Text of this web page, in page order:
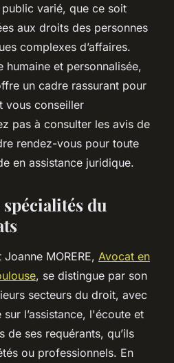
public varié, que ce soit
aux droits des personnes
complexes d’affaires.
humaine et personnalisée,
un cadre rassurant pour
vous conseiller
pas à consulter les avis de
rendez-vous pour toute
en assistance juridique.
du
MORERE, Avocat en
, se distingue par son
secteurs du droit, avec
l’assistance, l'écoute et
de ses requérants, qu’ils
ou professionnels. En